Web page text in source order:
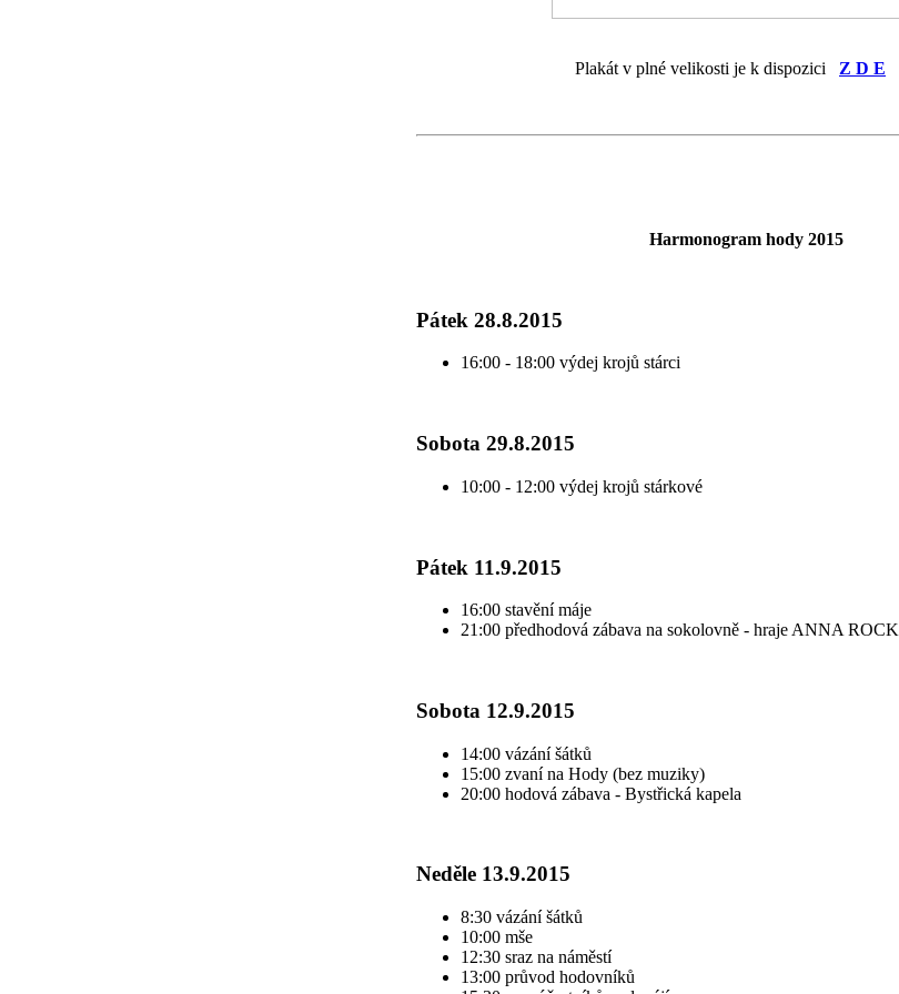
Plakát v plné velikosti je k dispozici Z D E
Harmonogram hody 2015
Pátek 28.8.2015
16:00 - 18:00 výdej krojů stárci
Sobota 29.8.2015
10:00 - 12:00 výdej krojů stárkové
Pátek 11.9.2015
16:00 stavění máje
21:00 předhodová zábava na sokolovně - hraje ANNA ROCK
Sobota 12.9.2015
14:00 vázání šátků
15:00 zvaní na Hody (bez muziky)
20:00 hodová zábava - Bystřická kapela
Neděle 13.9.2015
8:30 vázání šátků
10:00 mše
12:30 sraz na náměstí
13:00 průvod hodovníků